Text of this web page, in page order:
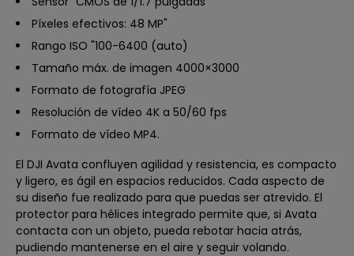
Píxeles efectivos: 48 MP"
Rango ISO "100-6400 (auto)
Tamaño máx. de imagen 4000×3000
Formato de fotografía JPEG
Resolución de vídeo 4K a 50/60 fps
Formato de vídeo MP4.
El DJI Avata confluyen agilidad y resistencia, es compacto
y ligero, es ágil en espacios reducidos. Cada aspecto de
su diseño fue realizado para que puedas ser atrevido. El
protector para hélices integrado permite que, si Avata
contacta con un objeto, pueda rebotar hacia atrás,
pudiendo mantenerse en el aire y seguir volando.